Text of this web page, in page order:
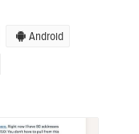
Android